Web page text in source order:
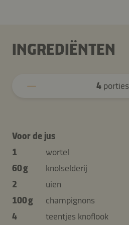
INGREDIËNTEN
4porties
Voor de jus
1
wortel
60 g
knolselderij
2
uien
100 g
champignons
4
teentjes knoflook